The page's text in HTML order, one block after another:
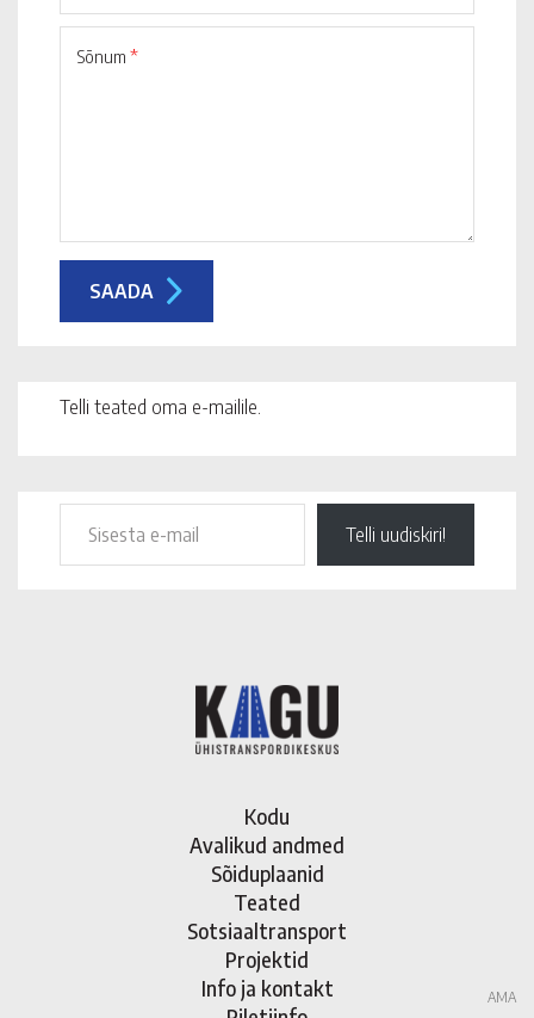
Sõnum *
Telli teated oma e-mailile.
Telli uudiskiri!
Kodu
Avalikud andmed
Sõiduplaanid
Teated
Sotsiaaltransport
Projektid
Info ja kontakt
AMA